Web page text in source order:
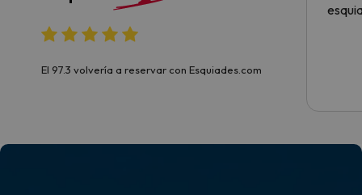
El 97.3 volvería a reservar con Esquiades.com